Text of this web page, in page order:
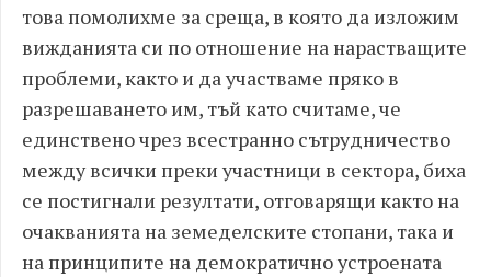
това помолихме за среща, в която да изложим
вижданията си по отношение на нарастващите
проблеми, както и да участваме пряко в
разрешаването им, тъй като считаме, че
единствено чрез всестранно сътрудничество
между всички преки участници в сектора, биха
се постигнали резултати, отговарящи както на
очакванията на земеделските стопани, така и
на принципите на демократично устроената